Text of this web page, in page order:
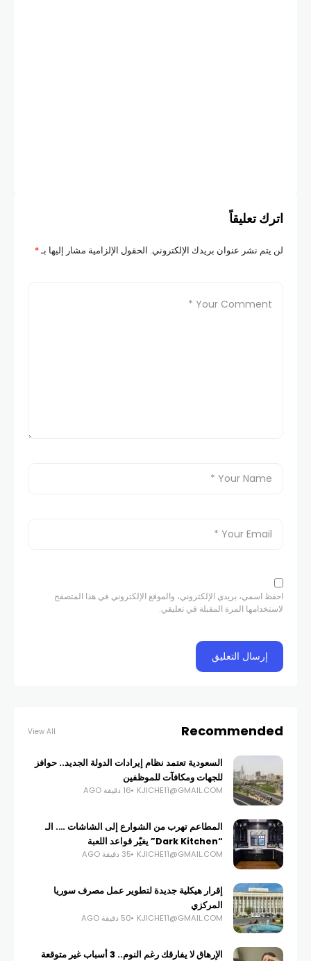
اترك تعليقاً
لن يتم نشر عنوان بريدك الإلكتروني. الحقول الإلزامية مشار إليها بـ*
احفظ اسمي، بريدي الإلكتروني، والموقع الإلكتروني في هذا المتصفح
لاستخدامها المرة المقبلة في تعليقي.
Recommended
View All
السعودية تعتمد نظام إيرادات الدولة الجديد.. حوافز
للجهات ومكافآت للموظفين
KJICHE11@GMAIL.COM 16 دقيقة AGO
المطاعم تهرب من الشوارع إلى الشاشات …. الـ
“Dark Kitchen” يغيّر قواعد اللعبة
KJICHE11@GMAIL.COM 35 دقيقة AGO
إقرار هيكلية جديدة لتطوير عمل مصرف سوريا
المركزي
KJICHE11@GMAIL.COM 50 دقيقة AGO
الإرهاق لا يفارقك رغم النوم.. 3 أسباب غير متوقعة